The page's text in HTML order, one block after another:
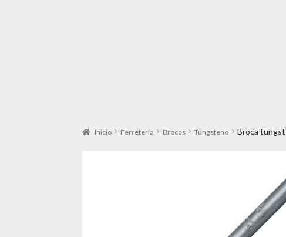
Inicio Ferretería Brocas Tungsteno Broca